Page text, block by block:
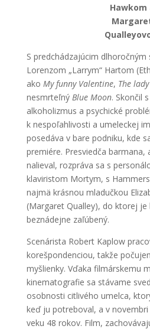
Hawkom
S predchádzajúcim
Lorenzom „Larrym“ Hartom
ako My funny Valentine, The
nesmrteľný Blue Moon. Skončil
alkoholizmus a psychické
k nespoľahlivosti a umeleckej
posedáva v bare podniku, kde
premiére. Presviedča barmana,
nalieval, rozpráva sa s
klaviristom Mortym, s
najmä krásnou mladučkou
(Margaret Qualley), do ktorej je
beznádejne zaľúbený.
Scenárista Robert Kaplow
korešpondenciou, takže
myšlienky. Vďaka filmárskemu
kinematografie sa stávame
osobnosti citlivého umelca,
keď ju potreboval, a v
veku 48 rokov. Film,